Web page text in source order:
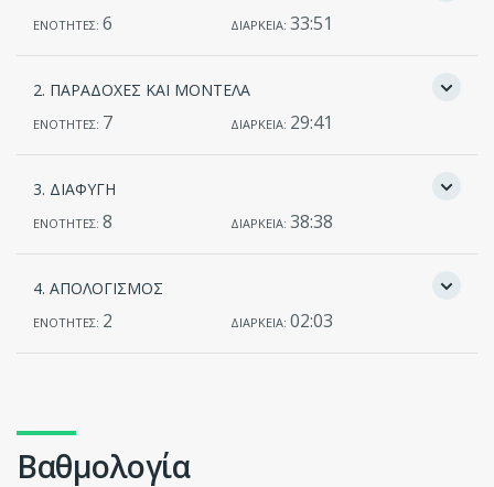
ΕΝΟΤΗΤΕΣ: 6 ΔΙΑΡΚΕΙΑ: 33:51
2. ΠΑΡΑΔΟΧΕΣ ΚΑΙ ΜΟΝΤΕΛΑ
ΕΝΟΤΗΤΕΣ: 7 ΔΙΑΡΚΕΙΑ: 29:41
3. ΔΙΑΦΥΓΗ
ΕΝΟΤΗΤΕΣ: 8 ΔΙΑΡΚΕΙΑ: 38:38
4. ΑΠΟΛΟΓΙΣΜΟΣ
ΕΝΟΤΗΤΕΣ: 2 ΔΙΑΡΚΕΙΑ: 02:03
Βαθμολογία